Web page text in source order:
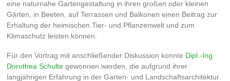
eine naturnahe Gartengestaltung in ihren großen oder kleinen
Gärten, in Beeten, auf Terrassen und Balkonen einen Beitrag zur
Erhaltung der heimischen Tier- und Pflanzenwelt und zum
Klimaschutz leisten können.
Für den Vortrag mit anschließender Diskussion konnte Dipl.-Ing.
Dorothea Schulte gewonnen werden, die aufgrund ihrer
langjährigen Erfahrung in der Garten- und Landschaftsarchitektur